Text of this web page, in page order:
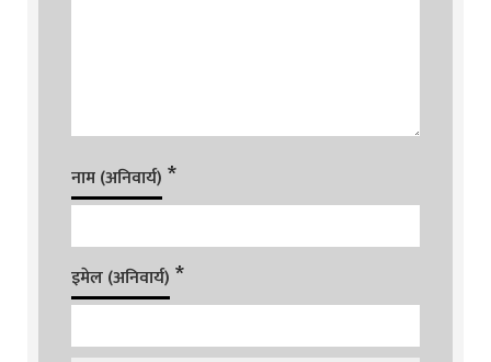
नाम (अनिवार्य) *
इमेल (अनिवार्य) *